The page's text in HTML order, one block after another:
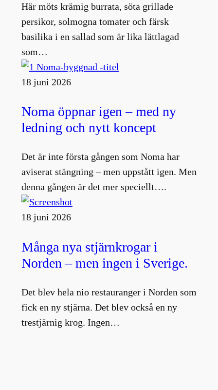
Här möts krämig burrata, söta grillade
persikor, solmogna tomater och färsk
basilika i en sallad som är lika lättlagad
som…
18 juni 2026
Noma öppnar igen – med ny
ledning och nytt koncept
Det är inte första gången som Noma har
aviserat stängning – men uppstått igen. Men
denna gången är det mer speciellt….
18 juni 2026
Många nya stjärnkrogar i
Norden – men ingen i Sverige.
Det blev hela nio restauranger i Norden som
fick en ny stjärna. Det blev också en ny
trestjärnig krog. Ingen…